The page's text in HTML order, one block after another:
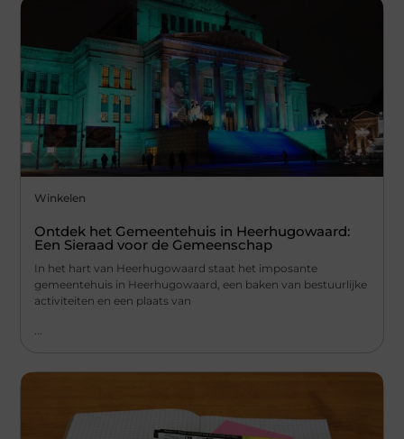
Winkelen
Ontdek het Gemeentehuis in Heerhugowaard:
Een Sieraad voor de Gemeenschap
In het hart van Heerhugowaard staat het imposante
gemeentehuis in Heerhugowaard, een baken van bestuurlijke
activiteiten en een plaats van